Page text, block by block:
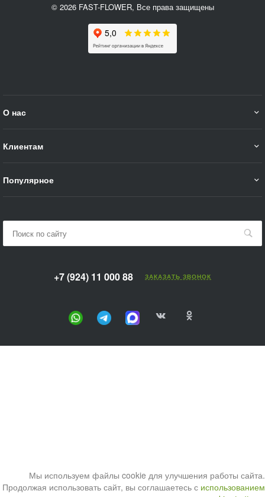
© 2026 FAST-FLOWER, Все права защищены
О нас
Клиентам
Популярное
+7 (924) 11 000 88 ЗАКАЗАТЬ ЗВОНОК
Мы используем файлы cookie для улучшения работы сайта.
Продолжая использовать сайт, вы соглашаетесь с использованием